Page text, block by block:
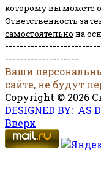
которому вы можете
Ответственность за
самостоятельно на
--------------------
Ваши
сайте, не будут
Copyright © 2026
DESIGNED BY: AS
Вверх